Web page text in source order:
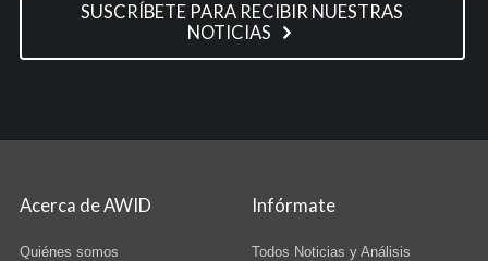
SUSCRÍBETE PARA RECIBIR NUESTRAS
NOTICIAS
Acerca de AWID
Quiénes somos
Infórmate
Todos Noticias y Análisis